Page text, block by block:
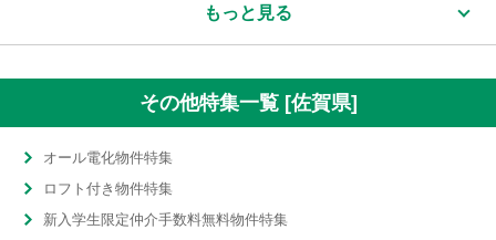
もっと見る
その他特集一覧 [佐賀県]
オール電化物件特集
ロフト付き物件特集
新入学生限定仲介手数料無料物件特集